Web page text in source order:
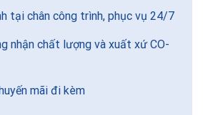
tại chân công trình, phục vụ 24/7
nhận chất lượng và xuất xứ CO-
mãi đi kèm